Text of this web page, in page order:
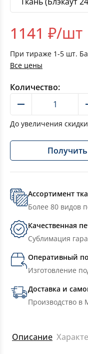
1141 ₽/шт
При тираже 1-5 шт.
Все цены
Количество:
До увеличения
Ассортимент
Более 80 видов
Качественная
Сублимация
Оперативный
Изготовление
Доставка и
Производство в
Описание